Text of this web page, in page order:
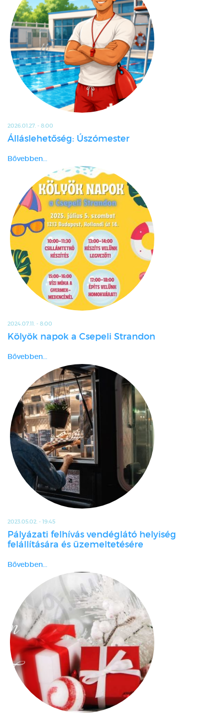
2026.01.27. - 8:00
Álláslehetőség: Úszómester
Bővebben...
2024.07.11. - 8:00
Kölyök napok a Csepeli Strandon
Bővebben...
2023.05.02. - 19:45
Pályázati felhívás vendéglátó helyiség
felállítására és üzemeltetésére
Bővebben...